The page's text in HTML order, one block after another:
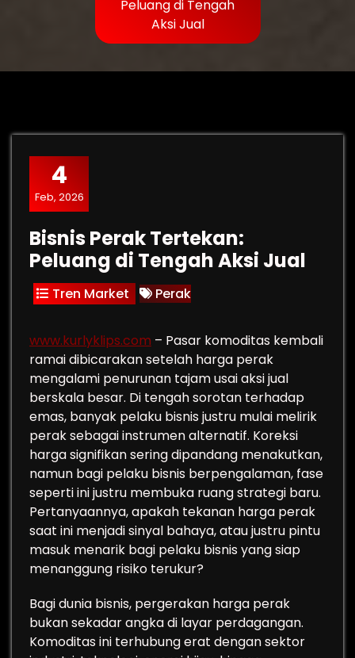
Peluang di Tengah
Aksi Jual
4
Feb, 2026
Bisnis Perak Tertekan:
Peluang di Tengah Aksi Jual
Tren Market Perak
www.kurlyklips.com – Pasar komoditas kembali
ramai dibicarakan setelah harga perak
mengalami penurunan tajam usai aksi jual
berskala besar. Di tengah sorotan terhadap
emas, banyak pelaku bisnis justru mulai melirik
perak sebagai instrumen alternatif. Koreksi
harga signifikan sering dipandang menakutkan,
namun bagi pelaku bisnis berpengalaman, fase
seperti ini justru membuka ruang strategi baru.
Pertanyaannya, apakah tekanan harga perak
saat ini menjadi sinyal bahaya, atau justru pintu
masuk menarik bagi pelaku bisnis yang siap
menanggung risiko terukur?
Bagi dunia bisnis, pergerakan harga perak
bukan sekadar angka di layar perdagangan.
Komoditas ini terhubung erat dengan sektor